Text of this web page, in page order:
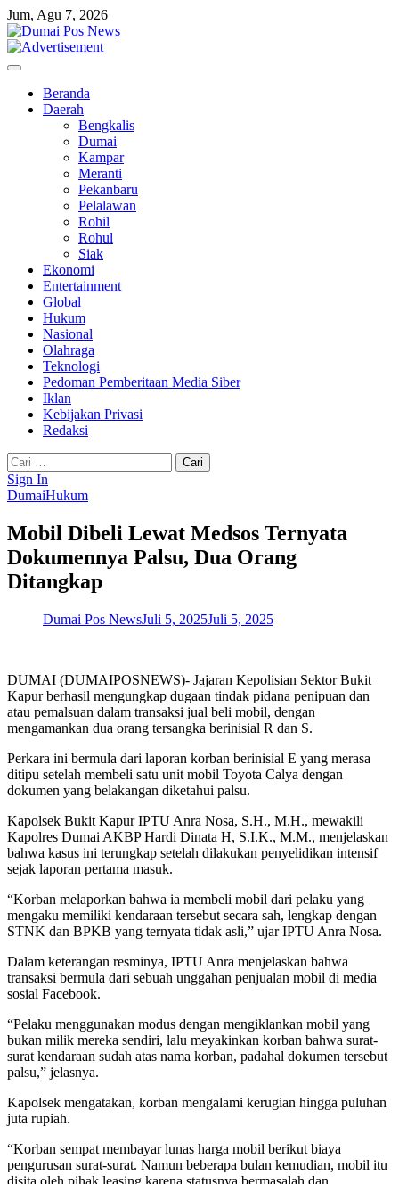
Skip
to
content
Jum, Agu 7, 2026
Beranda
Daerah
Bengkalis
Dumai
Kampar
Meranti
Pekanbaru
Pelalawan
Rohil
Rohul
Siak
Ekonomi
Entertainment
Global
Hukum
Nasional
Olahraga
Teknologi
Pedoman Pemberitaan Media Siber
Iklan
Kebijakan Privasi
Redaksi
Cari
untuk:
Sign In
DumaiHukum
Mobil Dibeli Lewat Medsos Ternyata
Dokumennya Palsu, Dua Orang
Ditangkap
Dumai Pos NewsJuli 5, 2025Juli 5, 2025
DUMAI (DUMAIPOSNEWS)- Jajaran Kepolisian Sektor Bukit
Kapur berhasil mengungkap dugaan tindak pidana penipuan dan
atau pemalsuan dalam transaksi jual beli mobil, dengan
mengamankan dua orang tersangka berinisial R dan S.
Perkara ini bermula dari laporan korban berinisial E yang merasa
ditipu setelah membeli satu unit mobil Toyota Calya dengan
dokumen yang belakangan diketahui palsu.
Kapolsek Bukit Kapur IPTU Anra Nosa, S.H., M.H., mewakili
Kapolres Dumai AKBP Hardi Dinata H, S.I.K., M.M., menjelaskan
bahwa kasus ini terungkap setelah dilakukan penyelidikan intensif
sejak laporan pertama masuk.
“Korban melaporkan bahwa ia membeli mobil dari pelaku yang
mengaku memiliki kendaraan tersebut secara sah, lengkap dengan
STNK dan BPKB yang ternyata tidak asli,” ujar IPTU Anra Nosa.
Dalam keterangan resminya, IPTU Anra menjelaskan bahwa
transaksi bermula dari sebuah unggahan penjualan mobil di media
sosial Facebook.
“Pelaku menggunakan modus dengan mengiklankan mobil yang
bukan milik mereka sendiri, lalu meyakinkan korban bahwa surat-
surat kendaraan sudah atas nama korban, padahal dokumen tersebut
palsu,” jelasnya.
Kapolsek mengatakan, korban mengalami kerugian hingga puluhan
juta rupiah.
“Korban sempat membayar lunas harga mobil berikut biaya
pengurusan surat-surat. Namun beberapa bulan kemudian, mobil itu
disita oleh pihak leasing karena statusnya bermasalah dan